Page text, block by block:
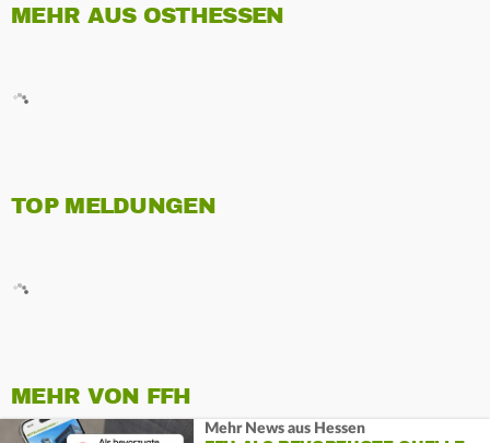
MEHR AUS OSTHESSEN
TOP MELDUNGEN
MEHR VON FFH
Mehr News aus Hessen